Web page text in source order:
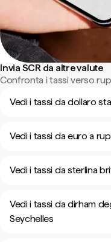
Invia SCR da altre valute
Confronta i tassi verso
Vedi i tassi da dollaro
Vedi i tassi da euro a
Vedi i tassi da sterlina
Vedi i tassi da dirham
Seychelles